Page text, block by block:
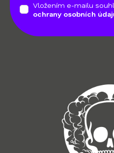
Vložením e-mailu
ochrany osobních